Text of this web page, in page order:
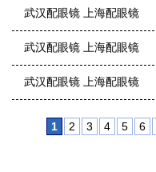
武汉配眼镜 上海配眼镜
武汉配眼镜 上海配眼镜
武汉配眼镜 上海配眼镜
1 2 3 4 5 6